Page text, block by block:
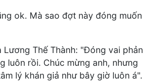
ok. Mà sao đợt này đóng muốn
Thế Thành: "Đóng vai phản
luôn rồi. Chúc mừng anh, nhưng
lý khán giả như bây giờ luôn á".